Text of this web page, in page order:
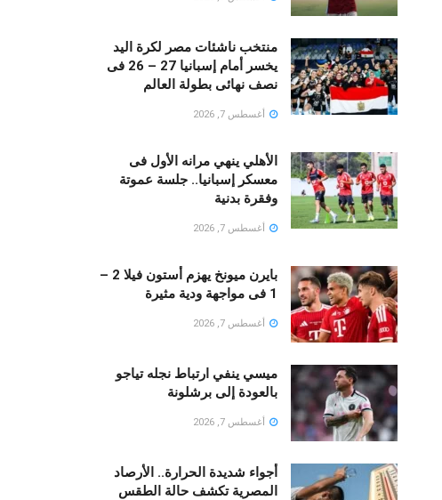
منتخب ناشئات مصر لكرة اليد
يخسر أمام إسبانيا 27 – 26 فى
نصف نهائى بطولة العالم
أغسطس 7, 2026
الأهلي ينهي مرانه الأول فى
معسكر إسبانيا.. جلسة عموتة
وفقرة بدنية
أغسطس 7, 2026
بايرن ميونخ يهزم أستون فيلا 2 –
1 فى مواجهة ودية مثيرة
أغسطس 7, 2026
ميسي ينفي ارتباط نجله تياجو
بالعودة إلى برشلونة
أغسطس 7, 2026
أجواء شديدة الحرارة.. الأرصاد
المصرية تكشف حالة الطقس